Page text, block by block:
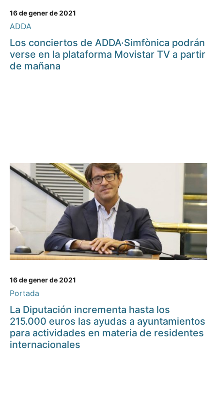
16 de gener de 2021
ADDA
Los conciertos de ADDA·Simfònica podrán
verse en la plataforma Movistar TV a partir
de mañana
16 de gener de 2021
Portada
La Diputación incrementa hasta los
215.000 euros las ayudas a ayuntamientos
para actividades en materia de residentes
internacionales